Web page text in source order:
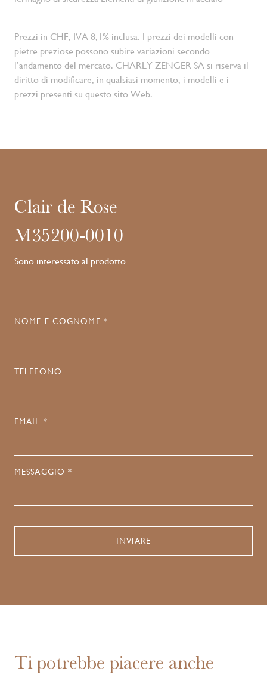
Prezzi in CHF, IVA 8,1% inclusa. I prezzi dei modelli con
pietre preziose possono subire variazioni secondo
l’andamento del mercato. CHARLY ZENGER SA si riserva il
diritto di modificare, in qualsiasi momento, i modelli e i
prezzi presenti su questo sito Web.
Clair de Rose
M35200-0010
Sono interessato al prodotto
NOME E COGNOME *
TELEFONO
EMAIL *
MESSAGGIO *
Ti potrebbe piacere anche